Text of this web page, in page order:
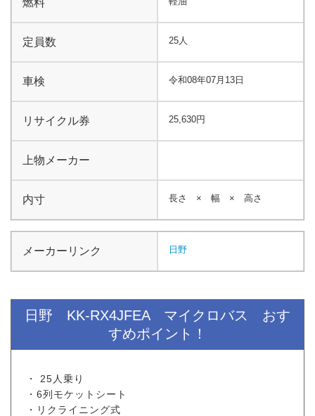
定員数 25人
車検 令和08年07月13日
リサイクル券 25,630円
上物メーカー
内寸 長さ × 幅 × 高さ
メーカーリンク 日野
日野 KK-RX4JFEA マイクロバス おす
すめポイント！
・ 25人乗り
・6列モケットシート
・リクライニング式